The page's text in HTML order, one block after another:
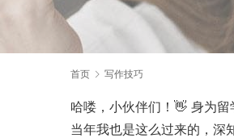
首页 写作技巧
哈喽，小伙伴们！👋 身为
当年我也是这么过来的，深